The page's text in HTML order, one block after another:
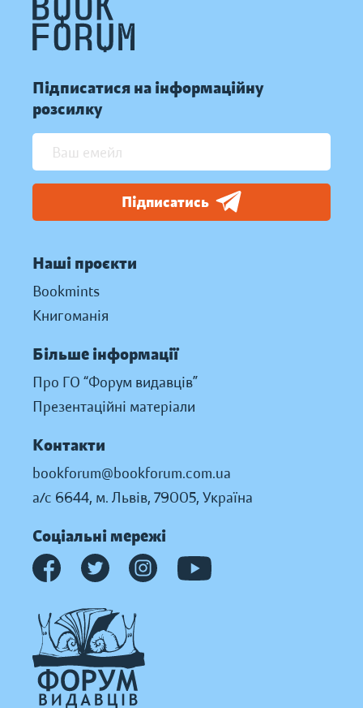
Підписатися на інформаційну
розсилку
Підписатись
Наші проєкти
Bookmints
Книгоманія
Більше інформації
Про ГО “Форум видавців”
Презентаційні матеріали
Контакти
bookforum@bookforum.com.ua
а/с 6644, м. Львів, 79005, Україна
Соціальні мережі